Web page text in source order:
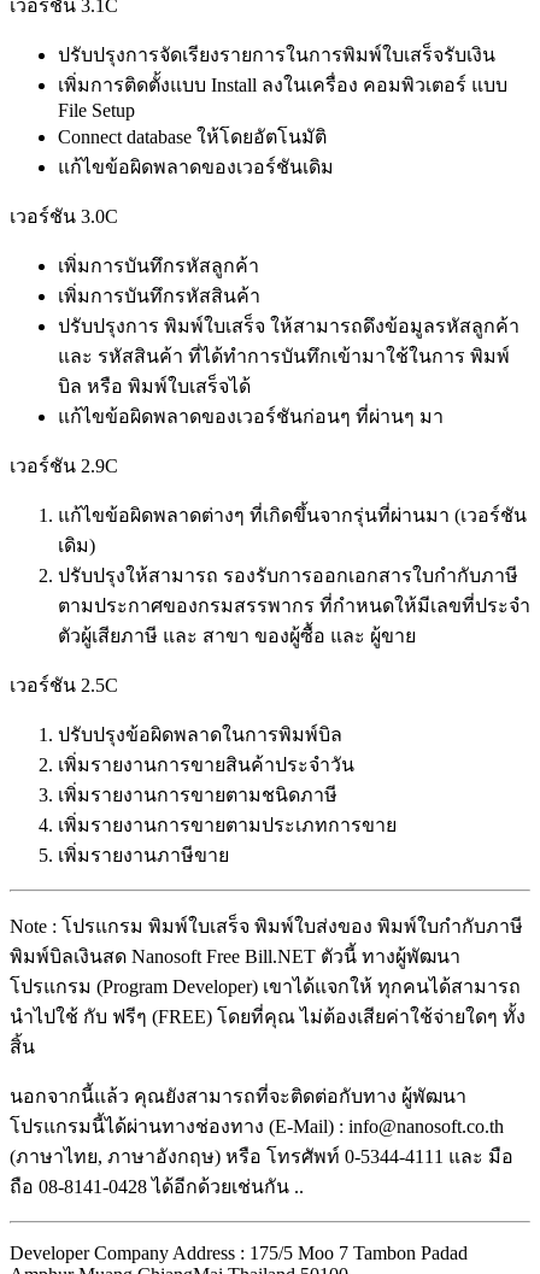
เวอร์ชัน 3.1C
ปรับปรุงการจัดเรียงรายการในการพิมพ์ใบเสร็จรับเงิน
เพิ่มการติดตั้งแบบ Install ลงในเครื่อง คอมพิวเตอร์ แบบ
File Setup
Connect database ให้โดยอัตโนมัติ
แก้ไขข้อผิดพลาดของเวอร์ชันเดิม
เวอร์ชัน 3.0C
เพิ่มการบันทึกรหัสลูกค้า
เพิ่มการบันทึกรหัสสินค้า
ปรับปรุงการ พิมพ์ใบเสร็จ ให้สามารถดึงข้อมูลรหัสลูกค้า
และ รหัสสินค้า ที่ได้ทำการบันทึกเข้ามาใช้ในการ พิมพ์
บิล หรือ พิมพ์ใบเสร็จได้
แก้ไขข้อผิดพลาดของเวอร์ชันก่อนๆ ที่ผ่านๆ มา
เวอร์ชัน 2.9C
แก้ไขข้อผิดพลาดต่างๆ ที่เกิดขึ้นจากรุ่นที่ผ่านมา (เวอร์ชัน
เดิม)
ปรับปรุงให้สามารถ รองรับการออกเอกสารใบกำกับภาษี
ตามประกาศของกรมสรรพากร ที่กำหนดให้มีเลขที่ประจำ
ตัวผู้เสียภาษี และ สาขา ของผู้ซื้อ และ ผู้ขาย
เวอร์ชัน 2.5C
ปรับปรุงข้อผิดพลาดในการพิมพ์บิล
เพิ่มรายงานการขายสินค้าประจำวัน
เพิ่มรายงานการขายตามชนิดภาษี
เพิ่มรายงานการขายตามประเภทการขาย
เพิ่มรายงานภาษีขาย
Note : โปรแกรม พิมพ์ใบเสร็จ พิมพ์ใบส่งของ พิมพ์ใบกำกับภาษี
พิมพ์บิลเงินสด Nanosoft Free Bill.NET ตัวนี้ ทางผู้พัฒนา
โปรแกรม (Program Developer) เขาได้แจกให้ ทุกคนได้สามารถ
นำไปใช้ กับ ฟรีๆ (FREE) โดยที่คุณ ไม่ต้องเสียค่าใช้จ่ายใดๆ ทั้ง
สิ้น
นอกจากนี้แล้ว คุณยังสามารถที่จะติดต่อกับทาง ผู้พัฒนา
โปรแกรมนี้ได้ผ่านทางช่องทาง (E-Mail) : info@nanosoft.co.th
(ภาษาไทย, ภาษาอังกฤษ) หรือ โทรศัพท์ 0-5344-4111 และ มือ
ถือ 08-8141-0428 ได้อีกด้วยเช่นกัน ..
Developer Company Address : 175/5 Moo 7 Tambon Padad